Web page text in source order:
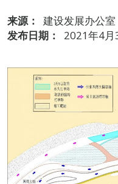
来源：
建设发展办公室
发布日期：
2021年4